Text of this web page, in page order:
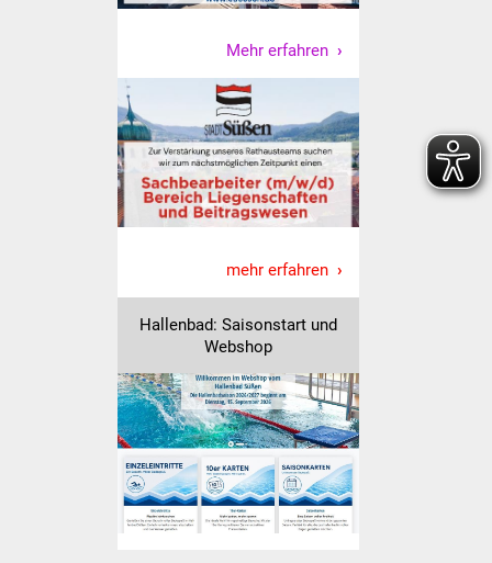
Seniorenwohn- und
Pflegeheim
Familien
Familientreff
Kinder und Jugendliche
Schülerferienprogramm
Migration und Integration
Freundeskreis Asyl
Ukraine-Hilfe
Mehr erfahren
mehr erfahren
Hallenbad: Saisonstart und
Webshop